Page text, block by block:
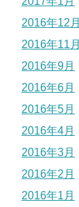
2016年12月
2016年11月
2016年9月
2016年6月
2016年5月
2016年4月
2016年3月
2016年2月
2016年1月